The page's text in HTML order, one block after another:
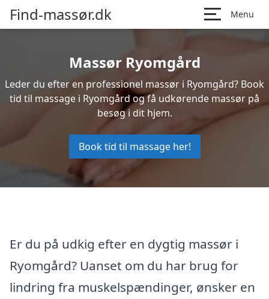
Find-massør.dk Menu
Massør Ryomgård
Leder du efter en professionel massør i Ryomgård? Book
tid til massage i Ryomgård og få udkørende massør på
besøg i dit hjem.
Book tid til massage her!
Er du på udkig efter en dygtig massør i
Ryomgård? Uanset om du har brug for
lindring fra muskelspændinger, ønsker en